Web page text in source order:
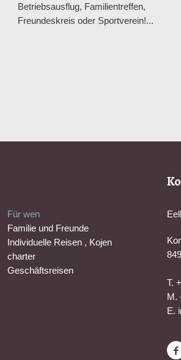
Betriebsausflug, Familientreffen,
Freundeskreis oder Sportverein!...
Für wen
Familie und Freunde
Individuelle Reisen , Kojen
charter
Geschäftsreisen
T.
M.
E.